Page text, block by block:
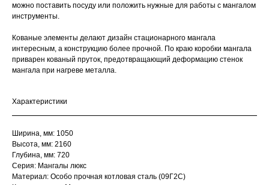
можно поставить посуду или положить нужные для работы с мангалом
инструменты.
Кованые элементы делают дизайн стационарного мангала
интересным, а конструкцию более прочной. По краю коробки мангала
приварен кованый пруток, предотвращающий деформацию стенок
мангала при нагреве металла.
Характеристики
Ширина, мм: 1050
Высота, мм: 2160
Глубина, мм: 720
Серия: Мангалы люкс
Материал: Особо прочная котловая сталь (09Г2С)